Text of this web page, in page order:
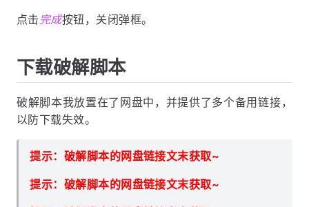
点击 完成按钮，关闭弹框。
下载破解脚本
破解脚本我放置在了网盘中，并提供了多个备用链接，
以防下载失效。
提示：破解脚本的网盘链接文末获取~
提示：破解脚本的网盘链接文末获取~